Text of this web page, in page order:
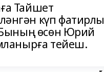
Тайшет
күп фатирлы
Бының өсөн Юрий
тейеш.